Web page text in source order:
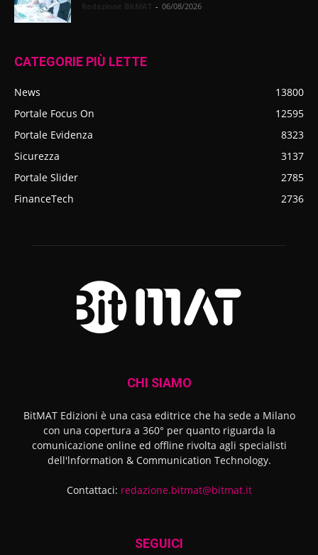
- 06/08/2026
CATEGORIE PIÙ LETTE
News
13800
Portale Focus On
12595
Portale Evidenza
8323
Sicurezza
3137
Portale Slider
2785
FinanceTech
2736
CHI SIAMO
BitMAT Edizioni è una casa editrice che ha sede a Milano
con una copertura a 360° per quanto riguarda la
comunicazione online ed offline rivolta agli specialisti
dell'lnformation & Communication Technology.
Contattaci: redazione.bitmat@bitmat.it
SEGUICI